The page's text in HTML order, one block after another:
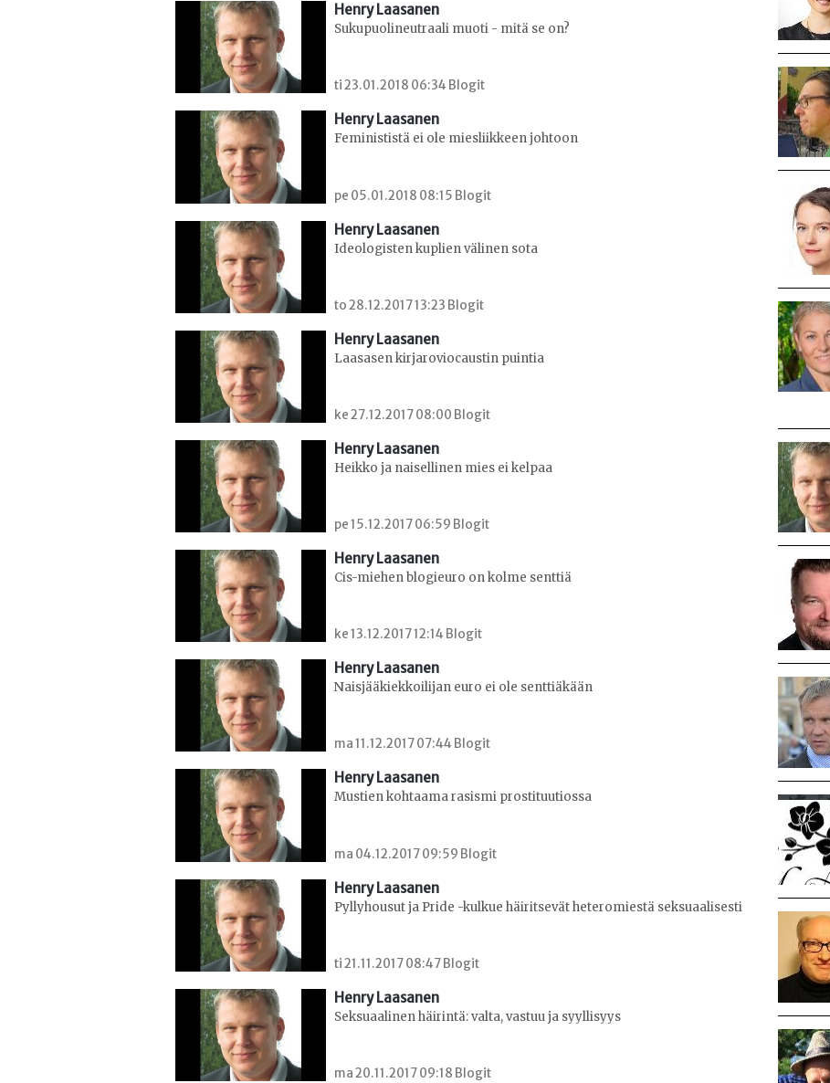
Henry Laasanen
Sukupuolineutraali muoti - mitä se on?
ti 23.01.2018 06:34 Blogit
Henry Laasanen
Feminististä ei ole miesliikkeen johtoon
pe 05.01.2018 08:15 Blogit
Henry Laasanen
Ideologisten kuplien välinen sota
to 28.12.2017 13:23 Blogit
Henry Laasanen
Laasasen kirjaroviocaustin puintia
ke 27.12.2017 08:00 Blogit
Henry Laasanen
Heikko ja naisellinen mies ei kelpaa
pe 15.12.2017 06:59 Blogit
Henry Laasanen
Cis-miehen blogieuro on kolme senttiä
ke 13.12.2017 12:14 Blogit
Henry Laasanen
Naisjääkiekkoilijan euro ei ole senttiäkään
ma 11.12.2017 07:44 Blogit
Henry Laasanen
Mustien kohtaama rasismi prostituutiossa
ma 04.12.2017 09:59 Blogit
Henry Laasanen
Pyllyhousut ja Pride -kulkue häiritsevät heteromiestä seksuaalisesti
ti 21.11.2017 08:47 Blogit
Henry Laasanen
Seksuaalinen häirintä: valta, vastuu ja syyllisyys
ma 20.11.2017 09:18 Blogit